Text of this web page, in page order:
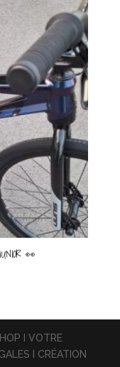
👀
I VOTRE
I CRÉATION